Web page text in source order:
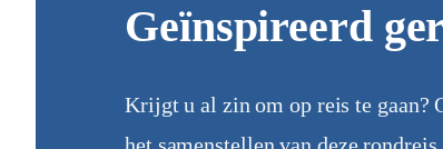
Geïnspireerd
Krijgt u al zin om op reis te gaan?